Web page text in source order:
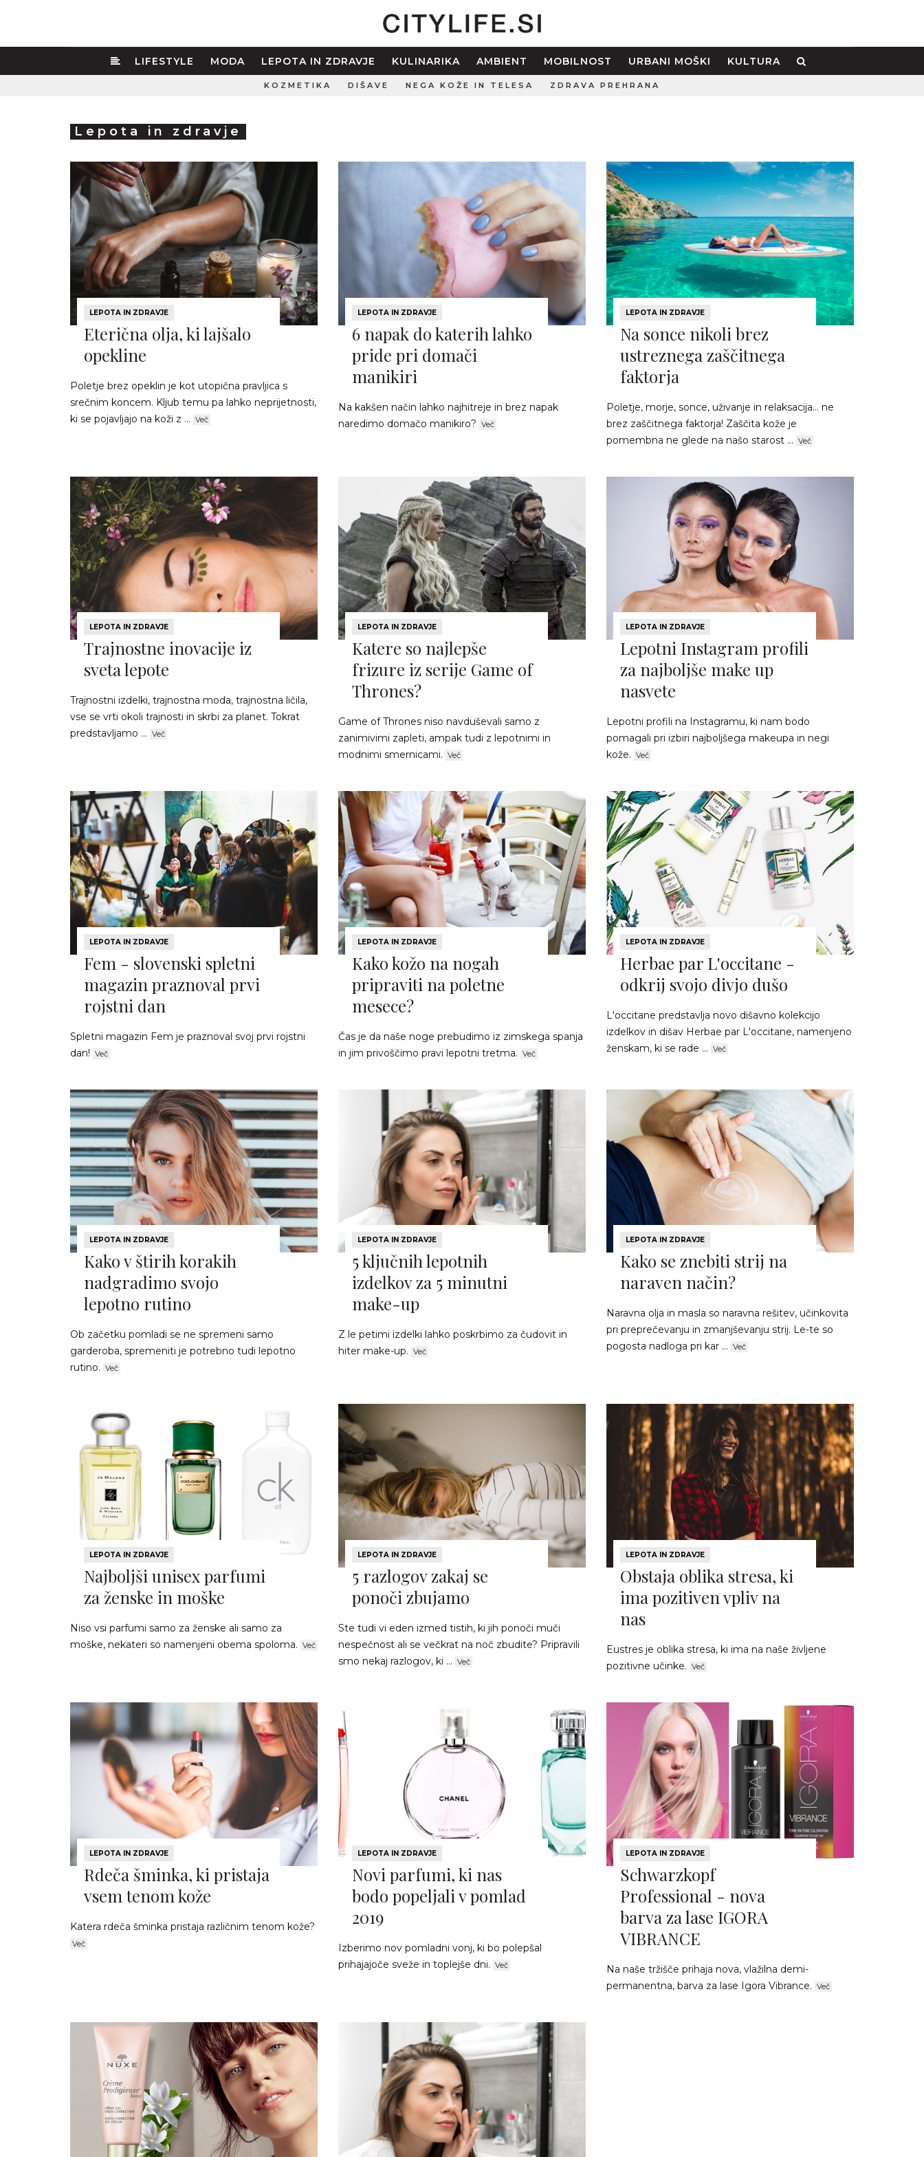
LIFESTYLE MODA LEPOTA IN ZDRAVJE KULINARIKA AMBIENT MOBILNOST URBANI MOŠKI KULTURA
KOZMETIKA DIŠAVE NEGA KOŽE IN TELESA ZDRAVA PREHRANA
Lepota in zdravje
LEPOTA IN ZDRAVJE
Eterična olja, ki lajšalo
opekline
Poletje brez opeklin je kot utopična pravljica s
srečnim koncem. Kljub temu pa lahko neprijetnosti,
ki se pojavljajo na koži z ... Več
LEPOTA IN ZDRAVJE
6 napak do katerih lahko
pride pri domači
manikiri
Na kakšen način lahko najhitreje in brez napak
naredimo domačo manikiro? Več
LEPOTA IN ZDRAVJE
Na sonce nikoli brez
ustreznega zaščitnega
faktorja
Poletje, morje, sonce, uživanje in relaksacija… ne
brez zaščitnega faktorja! Zaščita kože je
pomembna ne glede na našo starost ... Več
LEPOTA IN ZDRAVJE
Trajnostne inovacije iz
sveta lepote
Trajnostni izdelki, trajnostna moda, trajnostna ličila,
vse se vrti okoli trajnosti in skrbi za planet. Tokrat
predstavljamo ... Več
LEPOTA IN ZDRAVJE
Katere so najlepše
frizure iz serije Game of
Thrones?
Game of Thrones niso navduševali samo z
zanimivimi zapleti, ampak tudi z lepotnimi in
modnimi smernicami. Več
LEPOTA IN ZDRAVJE
Lepotni Instagram profili
za najboljše make up
nasvete
Lepotni profili na Instagramu, ki nam bodo
pomagali pri izbiri najboljšega makeupa in negi
kože. Več
LEPOTA IN ZDRAVJE
Fem - slovenski spletni
magazin praznoval prvi
rojstni dan
Spletni magazin Fem je praznoval svoj prvi rojstni
dan! Več
LEPOTA IN ZDRAVJE
Kako kožo na nogah
pripraviti na poletne
mesece?
Čas je da naše noge prebudimo iz zimskega spanja
in jim privoščimo pravi lepotni tretma. Več
LEPOTA IN ZDRAVJE
Herbae par L'occitane -
odkrij svojo divjo dušo
L'occitane predstavlja novo dišavno kolekcijo
izdelkov in dišav Herbae par L'occitane, namenjeno
ženskam, ki se rade ... Več
LEPOTA IN ZDRAVJE
Kako v štirih korakih
nadgradimo svojo
lepotno rutino
Ob začetku pomladi se ne spremeni samo
garderoba, spremeniti je potrebno tudi lepotno
rutino. Več
LEPOTA IN ZDRAVJE
5 ključnih lepotnih
izdelkov za 5 minutni
make-up
Z le petimi izdelki lahko poskrbimo za čudovit in
hiter make-up. Več
LEPOTA IN ZDRAVJE
Kako se znebiti strij na
naraven način?
Naravna olja in masla so naravna rešitev, učinkovita
pri preprečevanju in zmanjševanju strij. Le-te so
pogosta nadloga pri kar ... Več
LEPOTA IN ZDRAVJE
Najboljši unisex parfumi
za ženske in moške
Niso vsi parfumi samo za ženske ali samo za
moške, nekateri so namenjeni obema spoloma. Več
LEPOTA IN ZDRAVJE
5 razlogov zakaj se
ponoči zbujamo
Ste tudi vi eden izmed tistih, ki jih ponoči muči
nespečnost ali se večkrat na noč zbudite? Pripravili
smo nekaj razlogov, ki ... Več
LEPOTA IN ZDRAVJE
Obstaja oblika stresa, ki
ima pozitiven vpliv na
nas
Eustres je oblika stresa, ki ima na naše življene
pozitivne učinke. Več
LEPOTA IN ZDRAVJE
Rdeča šminka, ki pristaja
vsem tenom kože
Katera rdeča šminka pristaja različnim tenom kože?
Več
LEPOTA IN ZDRAVJE
Novi parfumi, ki nas
bodo popeljali v pomlad
2019
Izberimo nov pomladni vonj, ki bo polepšal
prihajajoče sveže in toplejše dni. Več
LEPOTA IN ZDRAVJE
Schwarzkopf
Professional - nova
barva za lase IGORA
VIBRANCE
Na naše tržišče prihaja nova, vlažilna demi-
permanentna, barva za lase Igora Vibrance. Več